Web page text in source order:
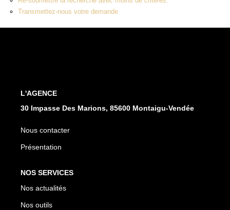
ALERTE MAIL
Transmettez-nous votre demande
L'AGENCE
30 Impasse Des Marions, 85600 Montaigu-Vendée
Nous contacter
Présentation
NOS SERVICES
Nos actualités
Nos outils